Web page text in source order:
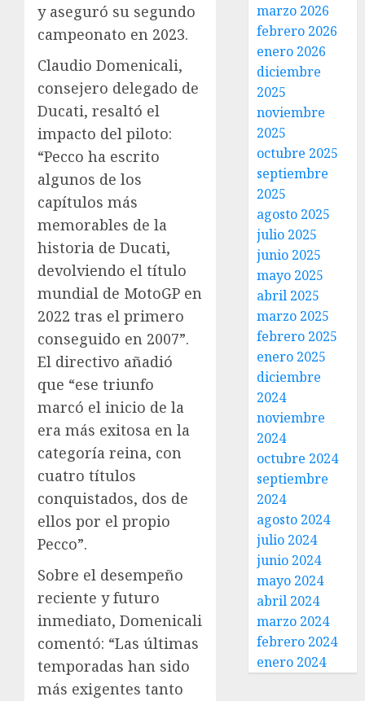
y aseguró su segundo
campeonato en 2023.
Claudio Domenicali,
consejero delegado de
Ducati, resaltó el
impacto del piloto:
“Pecco ha escrito
algunos de los
capítulos más
memorables de la
historia de Ducati,
devolviendo el título
mundial de MotoGP en
2022 tras el primero
conseguido en 2007”.
El directivo añadió
que “ese triunfo
marcó el inicio de la
era más exitosa en la
categoría reina, con
cuatro títulos
conquistados, dos de
ellos por el propio
Pecco”.
Sobre el desempeño
reciente y futuro
inmediato, Domenicali
comentó: “Las últimas
temporadas han sido
más exigentes tanto
marzo 2026
febrero 2026
enero 2026
diciembre
2025
noviembre
2025
octubre 2025
septiembre
2025
agosto 2025
julio 2025
junio 2025
mayo 2025
abril 2025
marzo 2025
febrero 2025
enero 2025
diciembre
2024
noviembre
2024
octubre 2024
septiembre
2024
agosto 2024
julio 2024
junio 2024
mayo 2024
abril 2024
marzo 2024
febrero 2024
enero 2024